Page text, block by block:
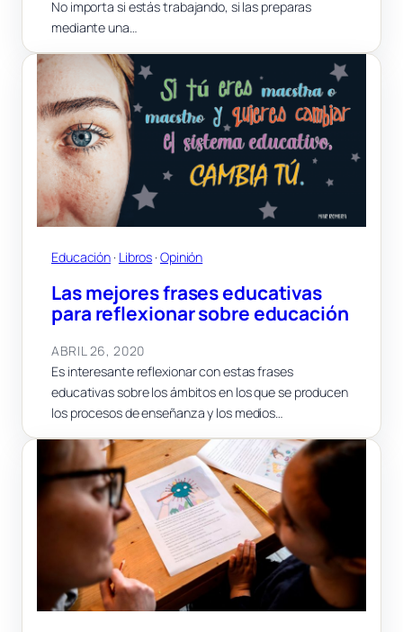
No importa si estás trabajando, si las preparas
mediante una…
Educación · Libros · Opinión
Las mejores frases educativas
para reflexionar sobre educación
ABRIL 26, 2020
Es interesante reflexionar con estas frases
educativas sobre los ámbitos en los que se producen
los procesos de enseñanza y los medios…